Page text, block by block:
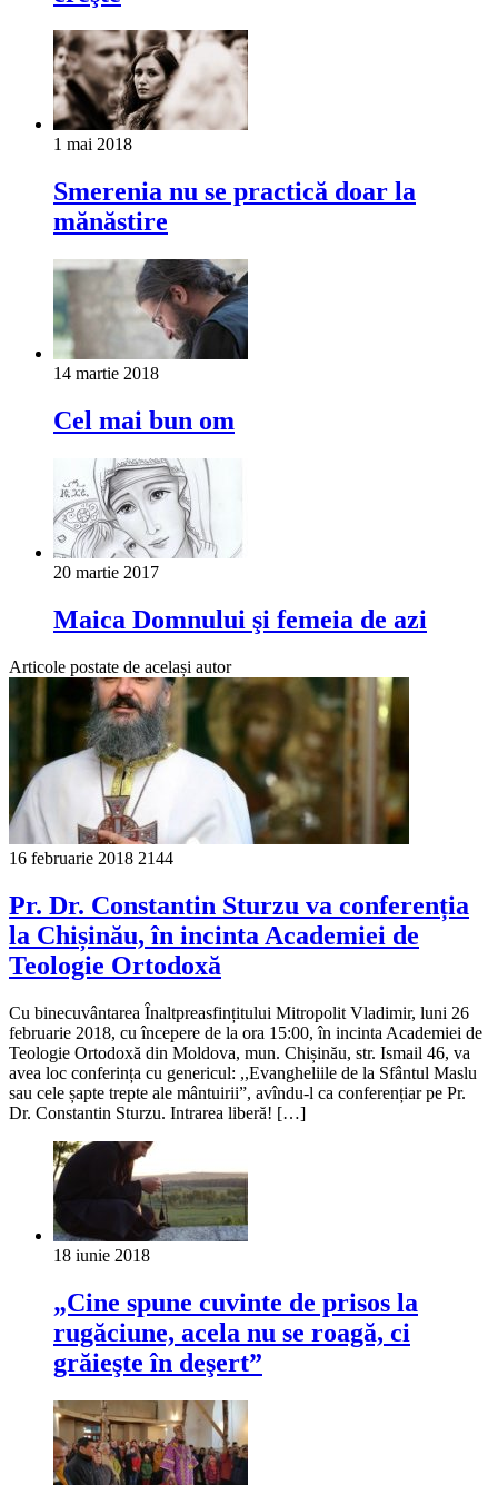
1 mai 2018
Smerenia nu se practică doar la
mănăstire
14 martie 2018
Cel mai bun om
20 martie 2017
Maica Domnului şi femeia de azi
Articole postate de același autor
16 februarie 2018 2144
Pr. Dr. Constantin Sturzu va conferenția
la Chișinău, în incinta Academiei de
Teologie Ortodoxă
Cu binecuvântarea Înaltpreasfințitului Mitropolit Vladimir, luni 26
februarie 2018, cu începere de la ora 15:00, în incinta Academiei de
Teologie Ortodoxă din Moldova, mun. Chișinău, str. Ismail 46, va
avea loc conferința cu genericul: ,,Evangheliile de la Sfântul Maslu
sau cele șapte trepte ale mântuirii”, avîndu-l ca conferențiar pe Pr.
Dr. Constantin Sturzu. Intrarea liberă! […]
18 iunie 2018
„Cine spune cuvinte de prisos la
rugăciune, acela nu se roagă, ci
grăieşte în deşert”